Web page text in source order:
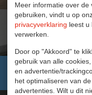
Meer informatie over de
gebruiken, vindt u op
privacyverklaring leest u
verwerken.
Door op "Akkoord" te
gebruik van alle
en advertentie/
het optimaliseren van
advertenties. Wilt u dit
Care &
Meer weten